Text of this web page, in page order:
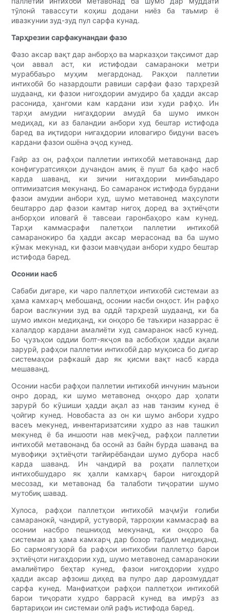
тӯлонӣ тавассути коҳиш додани ниёз ба таъмир ё
ивазкунии зуд-зуд пул сарфа кунад.
Тарҳрезии сарфакунандаи фазо
Фазо аксар вақт дар анборҳо ва марказҳои тақсимот дар
ҷои аввал аст, ки истифодаи самараноки метри
мураббаъро муҳим мегардонад. Ракҳои паллетии
интихобӣ бо назардошти равиши сарфаи фазо тарҳрезӣ
шудаанд, ки фазои нигоҳдории амудиро ба ҳадди аксар
расонида, ҳангоми кам кардани изи худи рафҳо. Ин
тарҳи амудии нигаҳдории амудӣ ба шумо имкон
медиҳад, ки аз баландии анбори худ бештар истифода
баред ва иқтидори нигаҳдории иловагиро бидуни васеъ
кардани фазои ошёна эҷод кунед.
Ғайр аз он, рафҳои паллетии интихобӣ метавонанд дар
конфигуратсияҳои дучандон амиқ ё пушт ба қафо насб
карда шаванд, ки зичии нигаҳдории минбаъдаро
оптимизатсия мекунанд. Бо самаранок истифода бурдани
фазои амудии анбори худ, шумо метавонед маҳсулоти
бештарро дар фазои камтар нигоҳ доред ва эҳтиёҷоти
анборҳои иловагӣ ё тавсеаи гаронбаҳоро кам кунед.
Тарҳи каммасрафи палетҳои паллетии интихобӣ
самаранокиро ба ҳадди аксар мерасонад ва ба шумо
кӯмак мекунад, ки фазои мавҷудаи анбори худро бештар
истифода баред.
Осонии насб
Сабаби дигаре, ки чаро паллетҳои интихобӣ системаи аз
ҳама камхарҷ мебошанд, осонии насби онҳост. Ин рафҳо
барои васлкунии зуд ва оддӣ тарҳрезӣ шудаанд, ки ба
шумо имкон медиҳанд, ки онҳоро бе таъхири назаррас ё
халалдор кардани амалиёти худ самаранок насб кунед.
Бо ҷузъҳои оддии болт-якҷоя ва асбобҳои ҳадди ақали
зарурӣ, рафҳои паллетии интихобӣ дар муқоиса бо дигар
системаҳои рафкашӣ дар як қисми вақт насб карда
мешаванд.
Осонии насби рафҳои паллетии интихобӣ инчунин маънои
онро дорад, ки шумо метавонед онҳоро дар ҳолати
зарурӣ бо кӯшиши ҳадди ақал аз нав танзим кунед ё
ҷойгир кунед. Новобаста аз он ки шумо анбори худро
васеъ мекунед, инвентаризатсияи худро аз нав ташкил
мекунед ё ба иншооти нав мекӯчед, рафҳои паллетии
интихобӣ метавонанд ба осонӣ аз байн бурда шаванд ва
мувофиқи эҳтиёҷоти тағйирёбандаи шумо дубора насб
карда шаванд. Ин чандирӣ ва роҳати паллетҳои
интихобшударо як ҳалли камхарҷ барои нигоҳдорӣ
месозад, ки метавонад ба талаботи тиҷоратии шумо
мутобиқ шавад.
Хулоса, рафҳои паллетҳои интихобӣ маҷмӯи ғолиби
самаранокӣ, чандирӣ, устуворӣ, тарроҳии каммасраф ва
осонии насбро пешниҳод мекунанд, ки онҳоро ба
системаи аз ҳама камхарҷ дар бозор табдил медиҳанд.
Бо сармоягузорӣ ба рафҳои интихобии паллетҳо барои
эҳтиёҷоти нигаҳдории худ, шумо метавонед самаранокии
амалиётиро беҳтар кунед, фазои нигоҳдории худро
ҳадди аксар афзоиш диҳед ва пулро дар дарозмуддат
сарфа кунед. Манфиатҳои рафҳои паллетҳои интихобӣ
барои тиҷорати худро баррасӣ кунед ва имрӯз аз
бартариҳои ин системаи олӣ рафъ истифода баред.